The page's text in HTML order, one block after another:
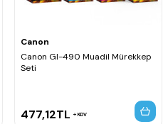
Canon
Canon GI-490 Muadil Mürekkep
Seti
477,12TL KDV